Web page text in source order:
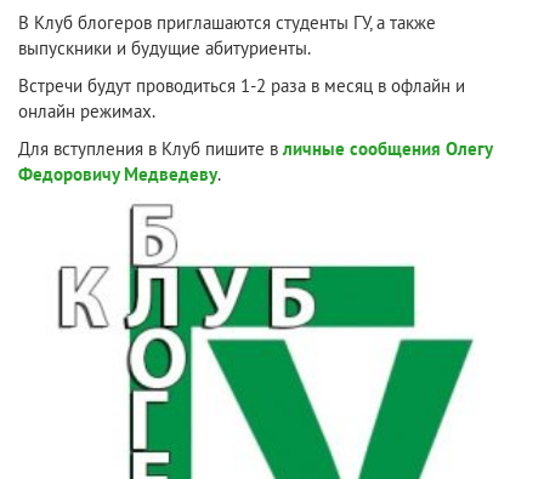
В Клуб блогеров приглашаются студенты ГУ, а также
выпускники и будущие абитуриенты.
Встречи будут проводиться 1-2 раза в месяц в офлайн и
онлайн режимах.
Для вступления в Клуб пишите в личные сообщения Олегу
Федоровичу Медведеву.